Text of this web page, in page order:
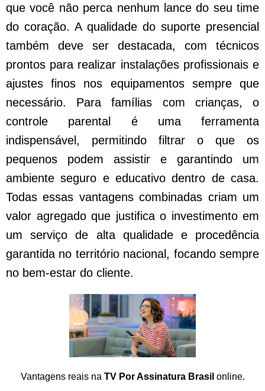
que você não perca nenhum lance do seu time
do coração. A qualidade do suporte presencial
também deve ser destacada, com técnicos
prontos para realizar instalações profissionais e
ajustes finos nos equipamentos sempre que
necessário. Para famílias com crianças, o
controle parental é uma ferramenta
indispensável, permitindo filtrar o que os
pequenos podem assistir e garantindo um
ambiente seguro e educativo dentro de casa.
Todas essas vantagens combinadas criam um
valor agregado que justifica o investimento em
um serviço de alta qualidade e procedência
garantida no território nacional, focando sempre
no bem-estar do cliente.
Vantagens reais na TV Por Assinatura Brasil online.